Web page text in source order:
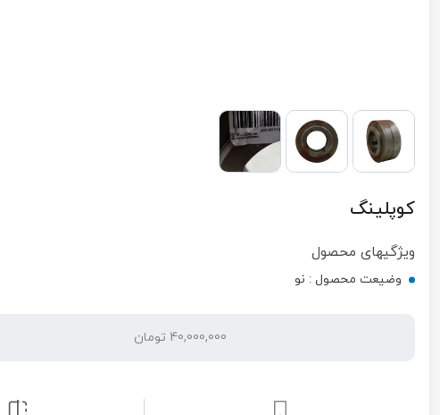
کوپلینگ
ویژگیهای محصول
وضیعت محصول : نو
40,000,000 تومان